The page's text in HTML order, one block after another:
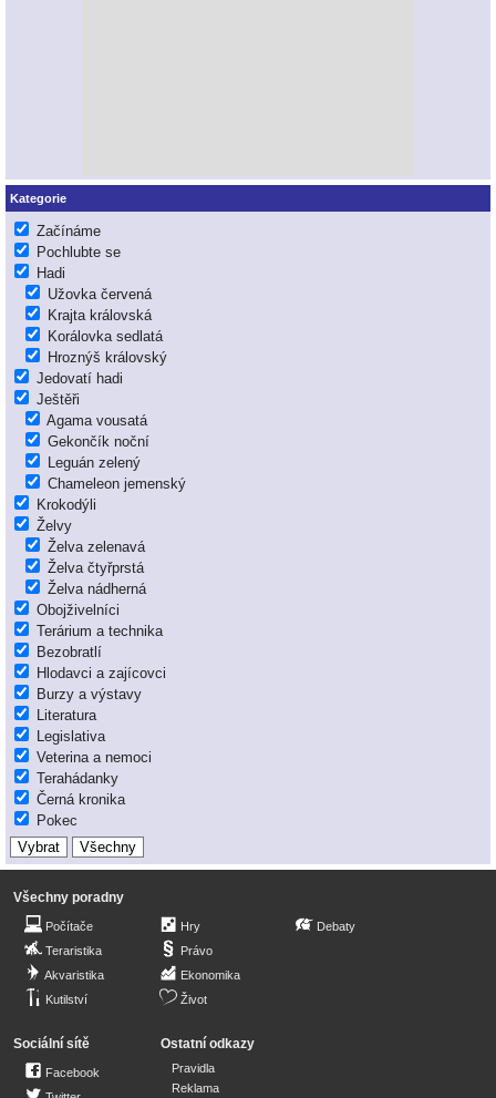
Kategorie
Začínáme
Pochlubte se
Hadi
Užovka červená
Krajta královská
Korálovka sedlatá
Hroznýš královský
Jedovatí hadi
Ještěři
Agama vousatá
Gekončík noční
Leguán zelený
Chameleon jemenský
Krokodýli
Želvy
Želva zelenavá
Želva čtyřprstá
Želva nádherná
Obojživelníci
Terárium a technika
Bezobratlí
Hlodavci a zajícovci
Burzy a výstavy
Literatura
Legislativa
Veterina a nemoci
Terahádanky
Černá kronika
Pokec
Všechny poradny
Počítače
Teraristika
Akvaristika
Kutilství
Hry
Právo
Ekonomika
Život
Debaty
Sociální sítě
Facebook
Ostatní odkazy
Pravidla
Reklama